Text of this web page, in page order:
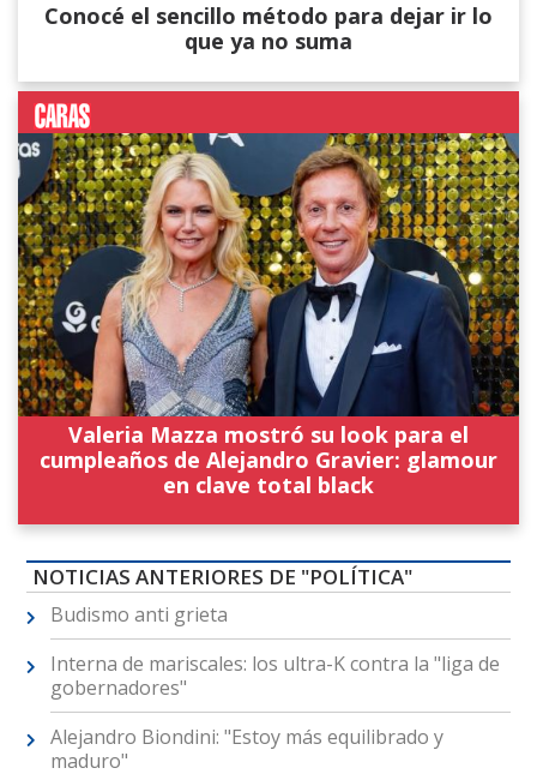
Conocé el sencillo método para dejar ir lo
que ya no suma
Valeria Mazza mostró su look para el
cumpleaños de Alejandro Gravier: glamour
en clave total black
NOTICIAS ANTERIORES DE "POLÍTICA"
Budismo anti grieta
Interna de mariscales: los ultra-K contra la "liga de
gobernadores"
Alejandro Biondini: "Estoy más equilibrado y
maduro"